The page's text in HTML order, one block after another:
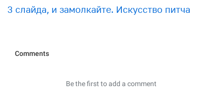
3 слайда, и замолкайте. Искусство питча